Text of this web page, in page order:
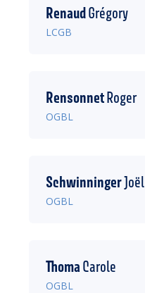
RenaudGrégory
LCGB
RensonnetRoger
OGBL
SchwinningerJoël
OGBL
ThomaCarole
OGBL